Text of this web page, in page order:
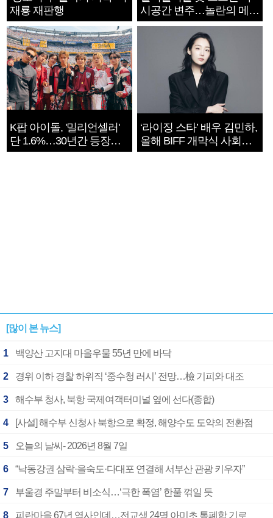
재룡 재판행
시공간 변주…놀란의 메시
지는 ‘전쟁 속죄’
K팝 아이돌, '밀리언셀러'
단 1.6%…30년간 등장
1182개팀 전수조사
‘라이징 스타’ 배우 김민하,
올해 BIFF 개막식 사회자
확정
[많이 본 뉴스]
1 백양산 고지대 마을우물 55년 만에 바닥
2 경위 이하 경찰 하위직 ‘중수청 러시’ 전망…檢 기피와 대조
3 해수부 청사, 북항 국제여객터미널 옆에 선다(종합)
4 [사설] 해수부 신청사 북항으로 확정, 해양수도 도약의 전환점
5 오늘의 날씨- 2026년 8월 7일
6 “낙동강권 삼락·을숙도·다대포 연결해 서부산 관광 키우자”
7 부울경 주말부터 비소식…‘극한 폭염’ 한풀 꺾일 듯
8 피란마을 67년 역사인데…전교생 24명 아미초 통폐합 기로